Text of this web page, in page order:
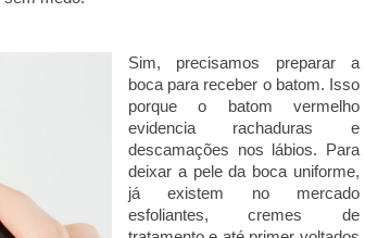
Sim, precisamos preparar a
boca para receber o batom. Isso
porque o batom vermelho
evidencia rachaduras e
descamações nos lábios. Para
deixar a pele da boca uniforme,
já existem no mercado
esfoliantes, cremes de